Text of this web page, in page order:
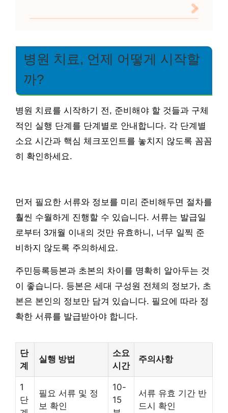
병원 치료, 언제 어떻게 시작할
까?
병원 치료를 시작하기 전, 준비해야 할 것들과 구체
적인 실행 단계를 단계별로 안내합니다. 각 단계별
소요 시간과 핵심 체크포인트를 놓치지 않도록 꼼꼼
히 확인하세요.
먼저 필요한 서류와 정보를 미리 준비해두면 절차를
훨씬 수월하게 진행할 수 있습니다. 서류는 발급일
로부터 3개월 이내의 것만 유효하니, 너무 일찍 준
비하지 않도록 주의하세요.
주민등록등본과 초본의 차이를 명확히 알아두는 것
이 좋습니다. 등본은 세대 구성원 전체의 정보가, 초
본은 본인의 정보만 담겨 있습니다. 필요에 따라 정
확한 서류를 발급받아야 합니다.
단
계
실행 방법
소요
시간
주의사항
1
단
필요 서류 및 정
보 확인
10-
15
서류 유효 기간 반
드시 확인